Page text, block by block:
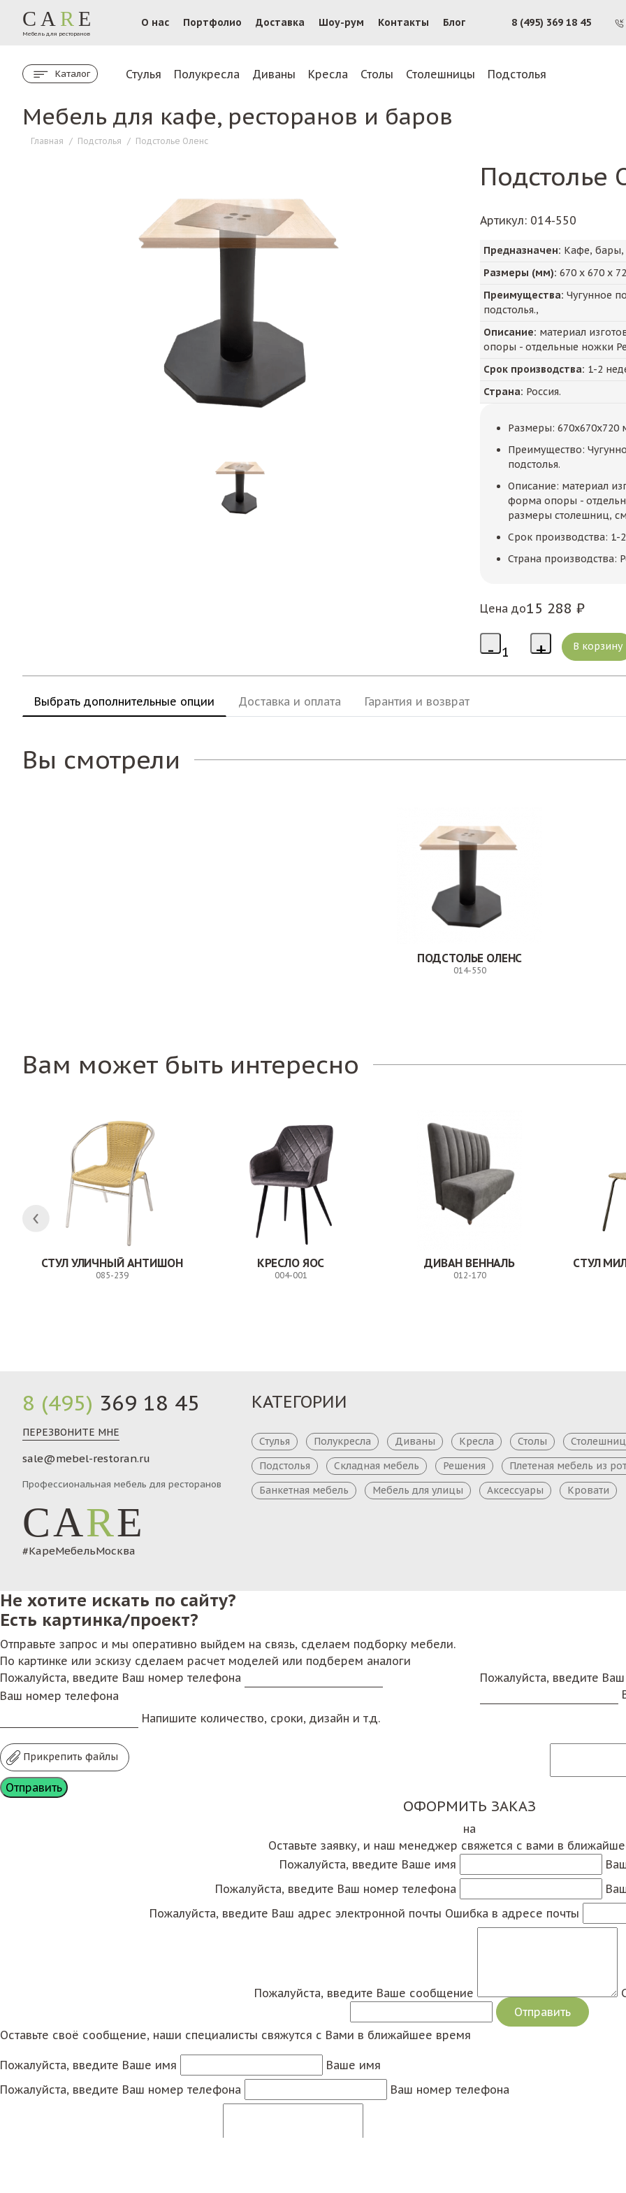
CA R E
Мебель для ресторанов
О нас Портфолио Доставка Шоу-рум Контакты Блог 8 (495) 369 18 45
Каталог Стулья Полукресла Диваны Кресла Столы Столешницы Подстолья
Мебель для кафе, ресторанов и баров
Главная / Подстолья / Подстолье Оленс
Подстолье
Артикул: 014-550
Предназначен: Кафе, бары,
Размеры (мм): 670 х 670 х
Преимущества: Чугунное
подстолья.,
Описание: материал
опоры - отдельные ножки
Срок производства: 1-2
Страна: Россия.
Размеры: 670x670x720
Преимущество:
подстолья.
Описание: материал
форма опоры -
размеры столешниц,
Срок производства: 1-
Страна производства:
Цена до15 288 ₽
Выбрать дополнительные опции Доставка и оплата Гарантия и возврат
Вы смотрели
ПОДСТОЛЬЕ ОЛЕНС
014-550
Вам может быть интересно
СТУЛ УЛИЧНЫЙ АНТИШОН
085-239
КРЕСЛО ЯОС
004-001
ДИВАН ВЕННАЛЬ
012-170
8 (495) 369 18 45
ПЕРЕЗВОНИТЕ МНЕ
sale@mebel-restoran.ru
Профессиональная мебель для ресторанов
CARE
#КареМебельМосква
КАТЕГОРИИ
Стулья Полукресла Диваны Кресла Столы
Подстолья
Складная мебель Решения
Плетеная мебель из
Банкетная мебель
Мебель для улицы Аксессуары Кровати
Не хотите искать по сайту?
Есть картинка/проект?
Отправьте запрос и мы оперативно выйдем на связь, сделаем подборку мебели.
По картинке или эскизу сделаем расчет моделей или подберем аналоги
Пожалуйста, введите Ваш номер телефона
Ваш номер телефона
Пожалуйста, введите
Напишите количество, сроки, дизайн и т.д.
Прикрепить файлы
ОФОРМИТЬ ЗАКАЗ
на
Оставьте заявку, и наш менеджер свяжется с вами в
Пожалуйста, введите Ваше имя
Пожалуйста, введите Ваш номер телефона
Пожалуйста, введите Ваш адрес электронной почты Ошибка в адресе почты
Пожалуйста, введите Ваше сообщение
Оставьте своё сообщение, наши специалисты свяжутся с Вами в ближайшее время
Пожалуйста, введите Ваше имя
Ваше имя
Пожалуйста, введите Ваш номер телефона
Ваш номер телефона